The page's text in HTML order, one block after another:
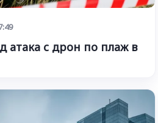
атака с дрон по плаж в